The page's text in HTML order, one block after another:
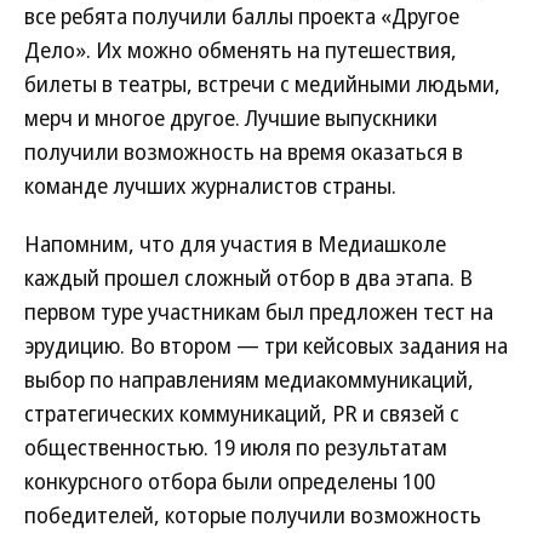
все ребята получили баллы проекта «Другое
Дело». Их можно обменять на путешествия,
билеты в театры, встречи с медийными людьми,
мерч и многое другое. Лучшие выпускники
получили возможность на время оказаться в
команде лучших журналистов страны.
Напомним, что для участия в Медиашколе
каждый прошел сложный отбор в два этапа. В
первом туре участникам был предложен тест на
эрудицию. Во втором — три кейсовых задания на
выбор по направлениям медиакоммуникаций,
стратегических коммуникаций, PR и связей с
общественностью. 19 июля по результатам
конкурсного отбора были определены 100
победителей, которые получили возможность